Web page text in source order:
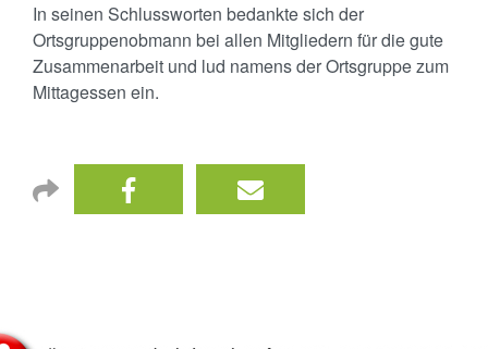
In seinen Schlussworten bedankte sich der
Ortsgruppenobmann bei allen Mitgliedern für die gute
Zusammenarbeit und lud namens der Ortsgruppe zum
Mittagessen ein.